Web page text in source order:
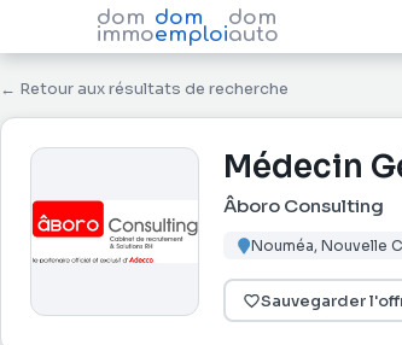
dom
immo
dom
emploi
dom
auto
← Retour aux résultats de recherche
Médecin
Âboro Consulting
Nouméa, Nouvelle
Sauvegarder